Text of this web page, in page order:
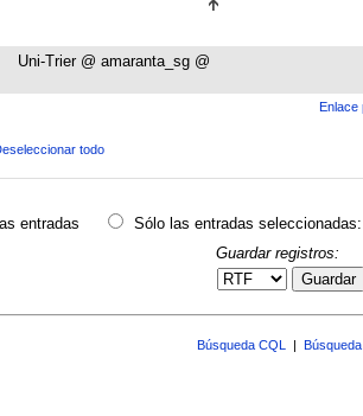
Uni-Trier @ amaranta_sg @
Enlace
todo
entradas
Sólo las entradas seleccionadas:
Guardar registros:
Guardar
Búsqueda CQL